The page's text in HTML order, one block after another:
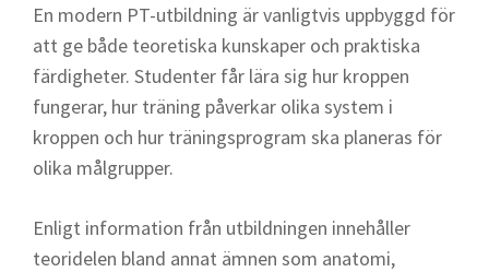
En modern PT-utbildning är vanligtvis uppbyggd för
att ge både teoretiska kunskaper och praktiska
färdigheter. Studenter får lära sig hur kroppen
fungerar, hur träning påverkar olika system i
kroppen och hur träningsprogram ska planeras för
olika målgrupper.
Enligt information från utbildningen innehåller
teoridelen bland annat ämnen som anatomi,